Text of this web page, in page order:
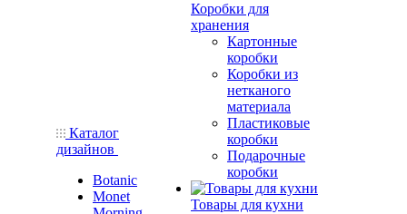
Каталог
дизайнов
Botanic
Monet
Коробки для
хранения
Картонные
коробки
Коробки из
нетканого
материала
Пластиковые
коробки
Подарочные
коробки
Товары для кухни